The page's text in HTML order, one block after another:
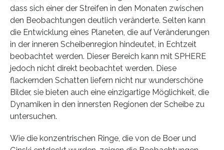
dass sich einer der Streifen in den Monaten zwischen
den Beobachtungen deutlich veränderte. Selten kann
die Entwicklung eines Planeten, die auf Veränderungen
in der inneren Scheibenregion hindeutet, in Echtzeit
beobachtet werden. Dieser Bereich kann mit SPHERE
jedoch nicht direkt beobachtet werden. Diese
flackernden Schatten liefern nicht nur wunderschöne
Bilder, sie bieten auch eine einzigartige Möglichkeit, die
Dynamiken in den innersten Regionen der Scheibe zu
untersuchen.
Wie die konzentrischen Ringe, die von de Boer und